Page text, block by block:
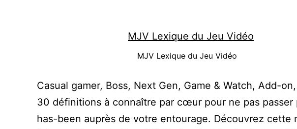
MJV Lexique du Jeu Vidéo
Casual gamer, Boss, Next Gen, Game & Watch, Add-
30 définitions à connaître par cœur pour ne pas passer
has-been auprès de votre entourage. Découvrez cette